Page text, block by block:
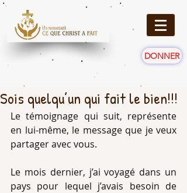
DONNER
Sois quelqu’un qui fait le bien!!!
Le témoignage qui suit, représente
en lui-même, le message que je veux
partager avec vous.
Le mois dernier, j’ai voyagé dans un
pays pour lequel j’avais besoin de